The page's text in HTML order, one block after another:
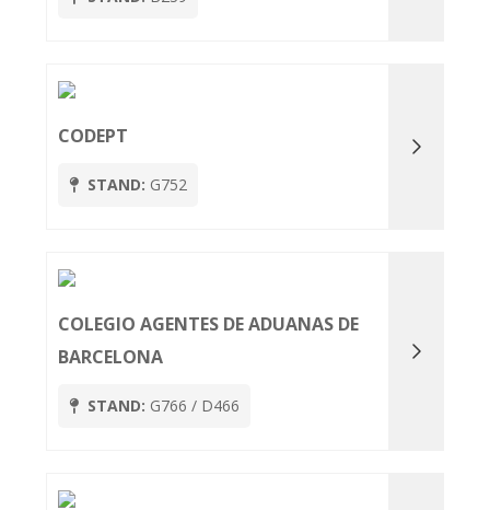
CODEPT
STAND: G752
COLEGIO AGENTES DE ADUANAS DE
BARCELONA
STAND: G766 / D466